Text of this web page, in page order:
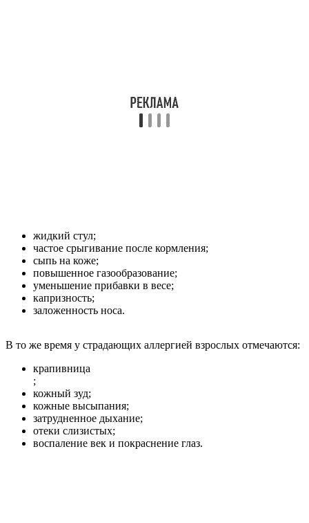
жидкий стул;
частое срыгивание после кормления;
сыпь на коже;
повышенное газообразование;
уменьшение прибавки в весе;
капризность;
заложенность носа.
В то же время у страдающих аллергией взрослых отмечаются:
крапивница
;
кожный зуд;
кожные высыпания;
затрудненное дыхание;
отеки слизистых;
воспаление век и покраснение глаз.